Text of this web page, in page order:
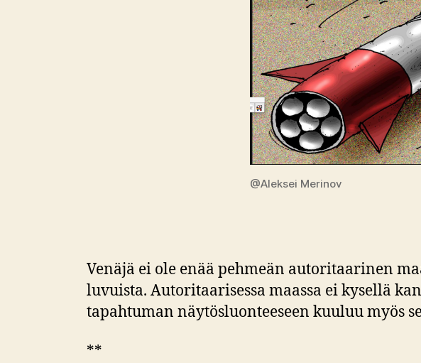
@Aleksei Merinov
Venäjä ei ole enää pehmeän autoritaarinen
luvuista. Autoritaarisessa maassa ei kysellä
tapahtuman näytösluonteeseen kuuluu myös
**